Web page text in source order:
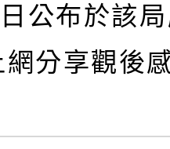
公布於該
網分享觀後